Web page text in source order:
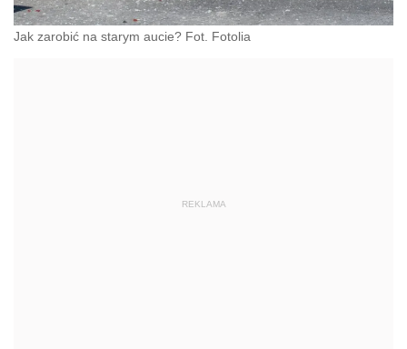
Jak zarobić na starym aucie? Fot. Fotolia